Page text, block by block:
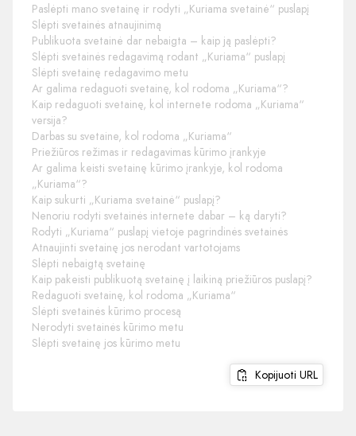
Paslėpti mano svetainę ir rodyti „Kuriama svetainė“ puslapį
Slėpti svetainės atnaujinimą
Publikuota svetainė dar nebaigta – kaip ją paslėpti?
Slėpti svetainės redagavimą rodant „Kuriama“ puslapį
Slėpti svetainę redagavimo metu
Ar galima redaguoti svetainę, kol rodoma „Kuriama“?
Kaip redaguoti svetainę, kol internete rodoma „Kuriama“
versija?
Darbas su svetaine, kol rodoma „Kuriama“
Priežiūros režimas ir redagavimas kūrimo įrankyje
Ar galima keisti svetainę kūrimo įrankyje, kol rodoma
„Kuriama“?
Kaip sukurti „Kuriama svetainė“ puslapį?
Nenoriu rodyti svetainės internete dabar – ką daryti?
Rodyti „Kuriama“ puslapį vietoje pagrindinės svetainės
Atnaujinti svetainę jos nerodant vartotojams
Slėpti nebaigtą svetainę
Kaip pakeisti publikuotą svetainę į laikiną priežiūros puslapį?
Redaguoti svetainę, kol rodoma „Kuriama“
Slėpti svetainės kūrimo procesą
Nerodyti svetainės kūrimo metu
Slėpti svetainę jos kūrimo metu
Kopijuoti URL